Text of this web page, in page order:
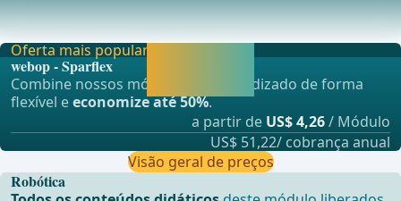
Ducto Hep&#xE1;tico Esquerdo (Ductus hepaticus
sinister)A por&#xE7;&#xE3;o extra-hep&#xE1;tica do d
Oferta mais popular
webop - Sparflex
Combine nossos módulos de aprendizado de forma
flexível eeconomize até 50%.
a partir de US$ 4,26/ Módulo
US$ 51,22/ cobrança anual
Visão geral de preços
Robótica